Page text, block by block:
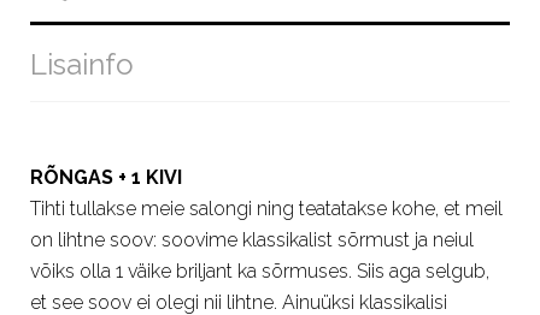
Lisainfo
RÕNGAS + 1 KIVI
Tihti tullakse meie salongi ning teatatakse kohe, et meil
on lihtne soov: soovime klassikalist sõrmust ja neiul
võiks olla 1 väike briljant ka sõrmuses. Siis aga selgub,
et see soov ei olegi nii lihtne. Ainuüksi klassikalisi